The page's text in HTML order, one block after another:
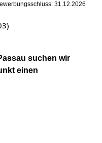
31.12.2026
suchen wir
einen